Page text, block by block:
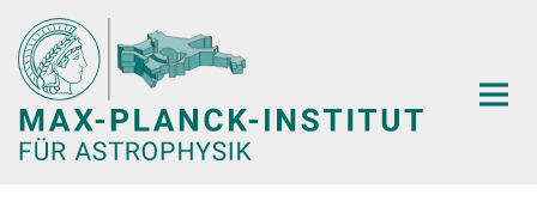
Hauptinhalt